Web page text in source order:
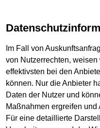
Im Fall von
von Nutzerrechten,
effektivsten bei den
können. Nur die Anbieter
Daten der Nutzer und
Maßnahmen ergreifen und
Für eine detaillierte